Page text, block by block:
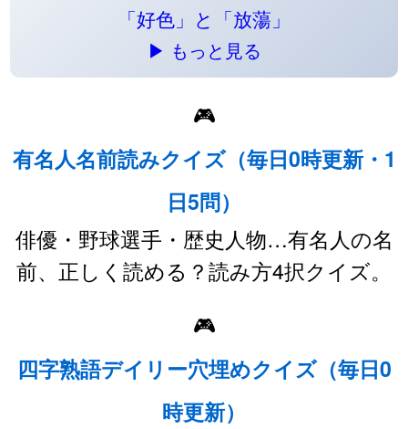
「好色」と「放蕩」
▶ もっと見る
🎮
有名人名前読みクイズ（毎日0時更新・1
日5問）
俳優・野球選手・歴史人物…有名人の名
前、正しく読める？読み方4択クイズ。
🎮
四字熟語デイリー穴埋めクイズ（毎日0
時更新）